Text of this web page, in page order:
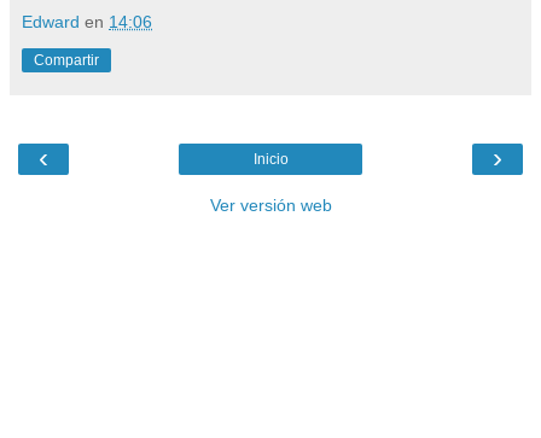
Edward en 14:06
Compartir
‹ ›
Inicio
Ver versión web